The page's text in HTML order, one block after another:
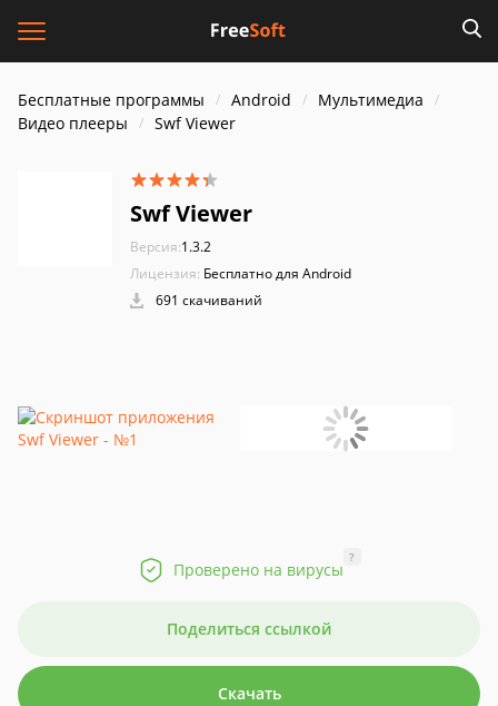
Бесплатные программы Android
Мультимедиа
Видео плееры
Swf Viewer
Swf Viewer
Версия:1.3.2
Лицензия: Бесплатно для Android
691 скачиваний
Проверено на вирусы
?
Поделиться ссылкой
Скачать